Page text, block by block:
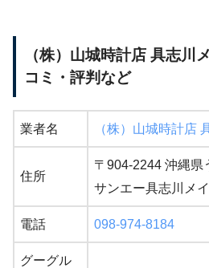
（株）山城時計店 具志川
コミ・評判など
業者名 （株）山城時計店
住所
〒904-2244 沖縄県
サンエー具志川メ
電話 098-974-8184
グーグル